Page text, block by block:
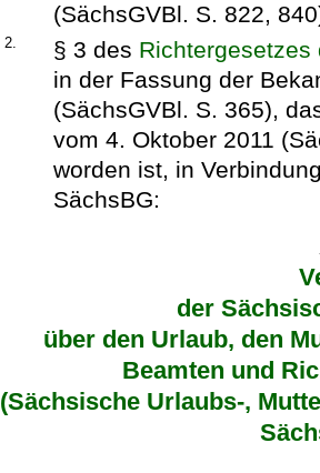
(SächsGVBl. S. 822,
2. § 3 des Richtergesetzes
in der Fassung der
(SächsGVBl. S. 365),
vom 4. Oktober 2011
worden ist, in
SächsBG:
der
über den Urlaub, den
Beamten und
(Sächsische Urlaubs-,